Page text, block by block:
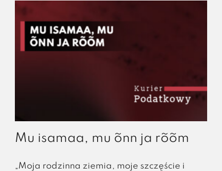
Mu isamaa, mu õnn ja rõõm
„Moja rodzinna ziemia, moje szczęście i